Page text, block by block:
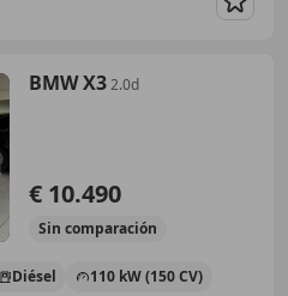
BMW X32.0d
€ 10.490
Sin comparación
Diésel
110 kW (150 CV)